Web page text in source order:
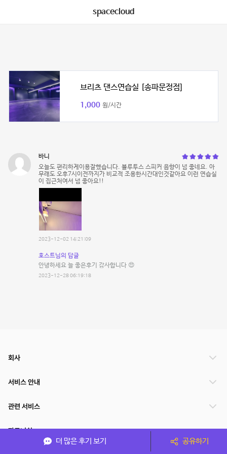
spacecloud
브리츠 댄스연습실 [송파문정점]
1,000 원/시간
바니
오늘도 편리하게이용잘했습니다. 블루투스 스피커 음향이 넘 좋네요. 아
무래도 오후7시이전까지가 비교적 조용한시간대인것같아요 이런 연습실
이 집근처여서 넘 좋아요!!
2023-12-02 14:21:09
호스트님의 답글
안녕하세요 늘 좋은후기 감사합니다 😍
2023-12-28 06:19:18
더 많은 후기 보기 공유하기
회사
서비스 안내
관련 서비스
파트너쉽